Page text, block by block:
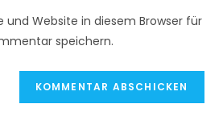
und Website in diesem Browser für
speichern.